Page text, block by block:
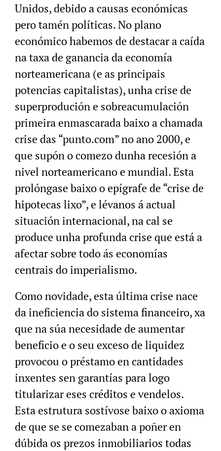
Unidos, debido a causas económicas
pero tamén políticas. No plano
económico habemos de destacar a caída
na taxa de ganancia da economía
norteamericana (e as principais
potencias capitalistas), unha crise de
superprodución e sobreacumulación
primeira enmascarada baixo a chamada
crise das “punto.com” no ano 2000, e
que supón o comezo dunha recesión a
nivel norteamericano e mundial. Esta
prolóngase baixo o epígrafe de “crise de
hipotecas lixo”, e lévanos á actual
situación internacional, na cal se
produce unha profunda crise que está a
afectar sobre todo ás economías
centrais do imperialismo.
Como novidade, esta última crise nace
da ineficiencia do sistema financeiro, xa
que na súa necesidade de aumentar
beneficio e o seu exceso de liquidez
provocou o préstamo en cantidades
inxentes sen garantías para logo
titularizar eses créditos e vendelos.
Esta estrutura sostívose baixo o axioma
de que se se comezaban a poñer en
dúbida os prezos inmobiliarios todas